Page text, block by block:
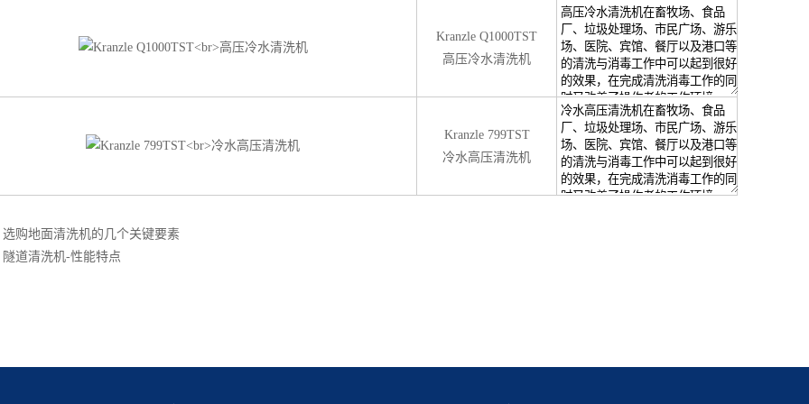
Kranzle Q1000TST
高压冷水清洗机
Kranzle 799TST
冷水高压清洗机
选购地面清洗机的几个关键要素
隧道清洗机-性能特点